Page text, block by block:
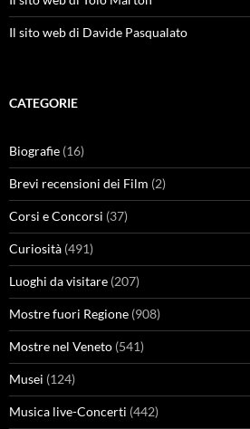
Il sito web di Davide Pasqualato
CATEGORIE
Biografie (16)
Brevi recensioni dei Film (2)
Corsi e Concorsi (37)
Curiosità (491)
Luoghi da visitare (207)
Mostre fuori Regione (908)
Mostre nel Veneto (541)
Musei (124)
Musica live-Concerti (442)